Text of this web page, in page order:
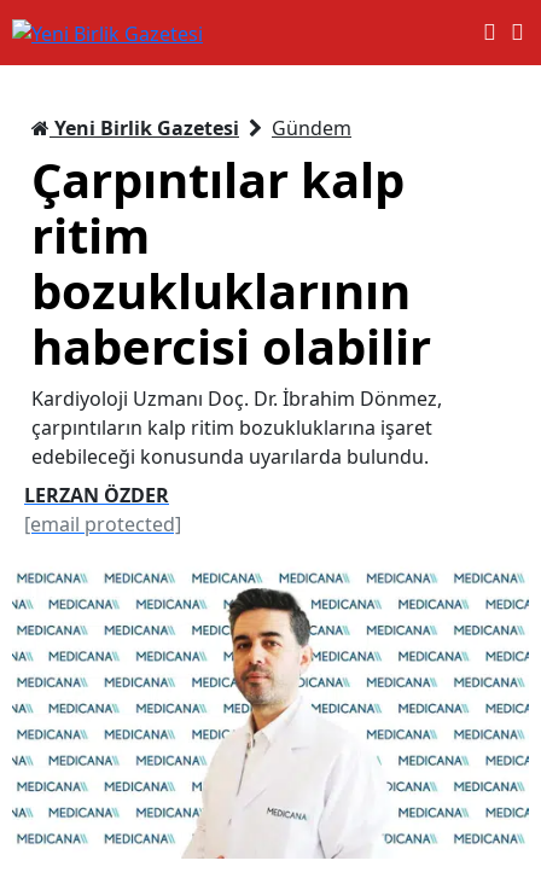
Yeni Birlik Gazetesi Gündem
Çarpıntılar kalp
ritim
bozukluklarının
habercisi olabilir
Kardiyoloji Uzmanı Doç. Dr. İbrahim Dönmez,
çarpıntıların kalp ritim bozukluklarına işaret
edebileceği konusunda uyarılarda bulundu.
LERZAN ÖZDER
[email protected]